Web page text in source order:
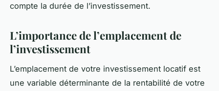
compte la durée de l’investissement.
L’importance de l’emplacement de
l’investissement
L’emplacement de votre investissement locatif est
une variable déterminante de la rentabilité de votre